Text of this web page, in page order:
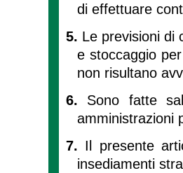
di effettuare
5. Le previsioni di
e stoccaggio
non risultano
6. Sono fatte
amministrazioni
7. Il presente
insediamenti